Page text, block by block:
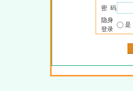
密 码
隐身
登录